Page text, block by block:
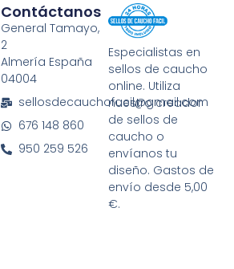
Especialistas en
sellos de caucho
online. Utiliza
nuestro creador
de sellos de
caucho o
envíanos tu
diseño. Gastos de
envío desde 5,00
€.
Contáctanos
General Tamayo,
2
Almería España
04004
sellosdecauchofacil@gmail.com
676 148 860
950 259 526